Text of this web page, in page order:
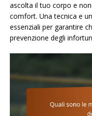
ascolta il tuo corpo e
comfort. Una tecnica e
essenziali per garantire
prevenzione degli